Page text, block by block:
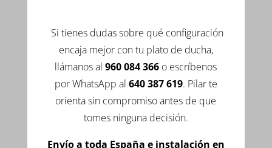
Si tienes dudas sobre qué configuración
encaja mejor con tu plato de ducha,
llámanos al960 084 366 o escríbenos
por WhatsApp al 640 387 619. Pilar te
orienta sin compromiso antes de que
tomes ninguna decisión.
Envío a toda España e instalación en